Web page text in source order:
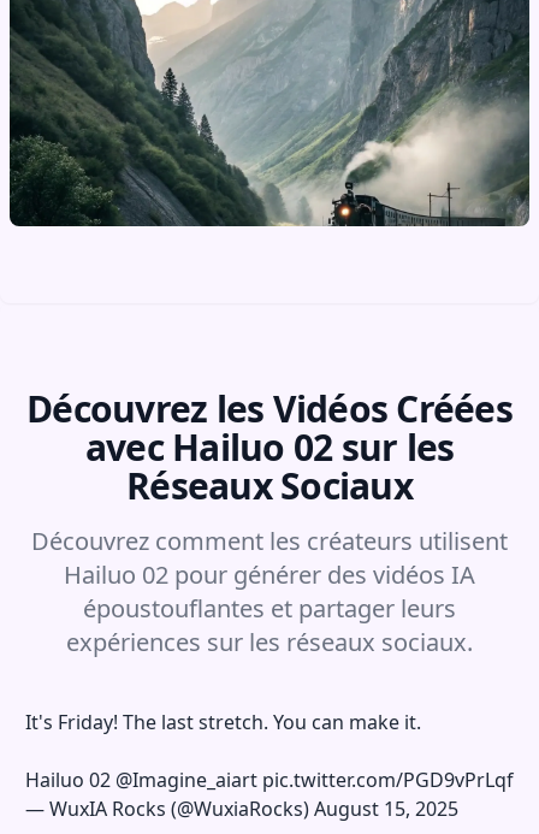
Découvrez les Vidéos Créées
avec Hailuo 02 sur les
Réseaux Sociaux
Découvrez comment les créateurs utilisent
Hailuo 02 pour générer des vidéos IA
époustouflantes et partager leurs
expériences sur les réseaux sociaux.
It's Friday! The last stretch. You can make it.
Hailuo 02 @Imagine_aiart pic.twitter.com/PGD9vPrLqf
—WuxIA Rocks (@WuxiaRocks)August 15, 2025